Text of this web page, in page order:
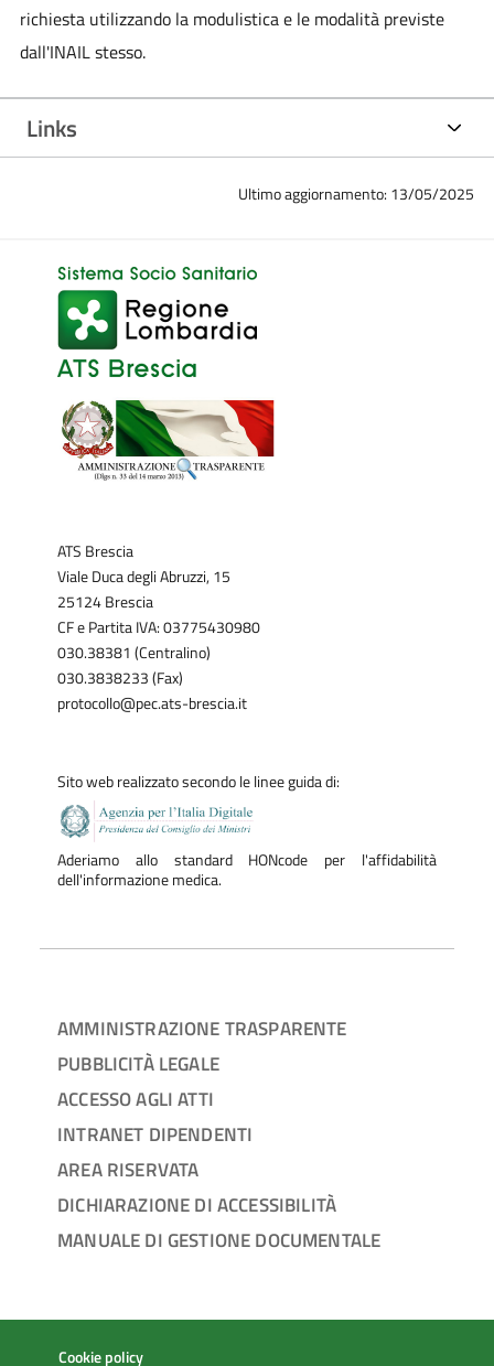
richiesta utilizzando la modulistica e le modalità previste
dall'INAIL stesso.
Links
Ultimo aggiornamento: 13/05/2025
ATS Brescia
Viale Duca degli Abruzzi, 15
25124 Brescia
CF e Partita IVA: 03775430980
030.38381 (Centralino)
030.3838233 (Fax)
protocollo@pec.ats-brescia.it
Sito web realizzato secondo le linee guida di:
Aderiamo allo standard HONcode per l'affidabilità
dell'informazione medica.
AMMINISTRAZIONE TRASPARENTE
PUBBLICITÀ LEGALE
ACCESSO AGLI ATTI
INTRANET DIPENDENTI
AREA RISERVATA
DICHIARAZIONE DI ACCESSIBILITÀ
MANUALE DI GESTIONE DOCUMENTALE
Cookie policy